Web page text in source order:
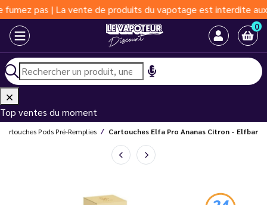
pas | La vente de produits du vapotage est interdite aux
0
Top ventes du moment
Cartouches Pods Pré-Remplies Cartouches Elfa Pro Ananas Citron - Elfbar